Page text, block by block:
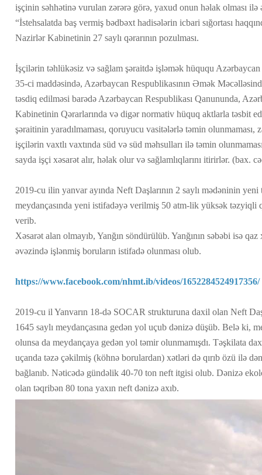
işçinin səhhətinə vurulan zərərə görə, yaxud onun həlak olması
“İstehsalatda baş vermiş bədbəxt hadisələrin icbari sığortası
Nazirlər Kabinetinin 27 saylı qərarının pozulması.
İşçilərin təhlükəsiz və sağlam şəraitdə işləmək hüququ Azərbaycan
35-ci maddəsində, Azərbaycan Respublikasının Əmək
təsdiq edilməsi barədə Azərbaycan Respublikası Qanununda,
Kabinetinin Qərarlarında və digər normativ hüquq aktlarla təsbit
şəraitinin yaradılmaması, qoruyucu vasitələrlə təmin olunmaması,
işçilərin vaxtlı vaxtında süd və süd məhsulları ilə təmin
sayda işçi xəsarət alır, həlak olur və sağlamlıqlarını itirirlər. (bax.
2019-cu ilin yanvar ayında Neft Daşlarının 2 saylı mədəninin
meydançasında yeni istifadəyə verilmiş 50 atm-lik yüksək təzyiqli
verib.
Xəsarət alan olmayıb, Yanğın söndürülüb. Yanğının səbəbi isə
əvəzində işlənmiş boruların istifadə olunması olub.
https://www.facebook.com/nhmt.ib/videos/1652284524917356/
2019-cu il Yanvarın 18-də SOCAR strukturuna daxil olan Neft
1645 saylı meydançasına gedən yol uçub dənizə düşüb. Belə ki,
olunsa da meydançaya gedən yol təmir olunmamışdı. Təşkilata
uçanda təzə çəkilmiş (köhnə borulardan) xətləri də qırıb özü ilə
bağlanıb. Nəticədə gündəlik 40-70 ton neft itgisi olub. Dənizə
olan təqribən 80 tona yaxın neft dənizə axıb.